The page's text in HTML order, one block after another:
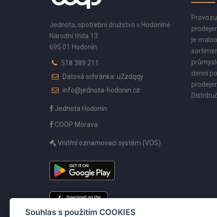
Jednota, spotřební družstvo v Hodoníně
Národní třída 13
695 01 Hodonín
518 389 211
Datová schránka: u2zdqqy
info@jednota-hodonin.cz
Jednota Hodonín
COOP Morava
Vnitřní oznamovací systém (VOS)
je
denní
Souhlas s použitím COOKIES